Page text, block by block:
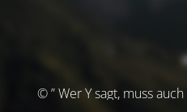
© ” Wer Y sagt, muss